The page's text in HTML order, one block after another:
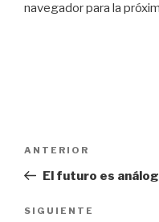
navegador para la
entradas
Entrada
anterior:
ANTERIOR
El futuro es
Siguiente
SIGUIENTE